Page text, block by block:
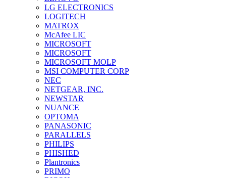
LG ELECTRONICS
LOGITECH
MATROX
McAfee LIC
MICROSOFT
MICROSOFT
MICROSOFT MOLP
MSI COMPUTER CORP
NEC
NETGEAR, INC.
NEWSTAR
NUANCE
OPTOMA
PANASONIC
PARALLELS
PHILIPS
PHISHED
Plantronics
PRIMO